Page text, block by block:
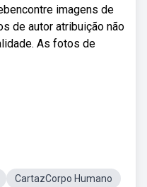
imagens de
de autor atribuição não
As fotos de
CartazCorpo Humano